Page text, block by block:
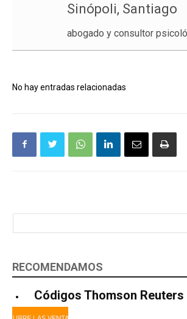
Sinópoli, Santiago
abogado y consultor
No hay entradas relacionadas
RECOMENDAMOS
Códigos Thomson Reuters